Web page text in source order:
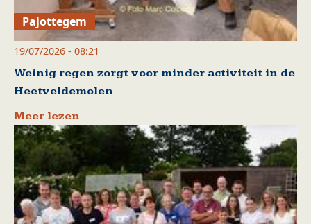
Pajottegem
19/07/2026 - 08:21
Weinig regen zorgt voor minder activiteit in de
Heetveldemolen
Meer lezen